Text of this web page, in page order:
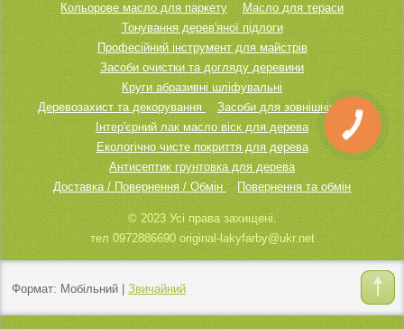
Кольорове масло для паркету
Масло для тераси
Тонування дерев'яної підлоги
Професійний інструмент для майстрів
Засоби очистки та догляду деревини
Круги абразивні шліфувальні
Деревозахист та декорування
Засоби для зовнішніх робіт
Інтер'єрний лак масло віск для дерева
Екологічно чисте покриття для дерева
Антисептик грунтовка для дерева
Доставка / Повернення / Обмін
Повернення та обмін
© 2023 Усі права захищені.
тел 0972886690 original-lakyfarby@ukr.net
Формат: Мобільний| Звичайний
КНОПКА
ЗВ'ЯЗКУ